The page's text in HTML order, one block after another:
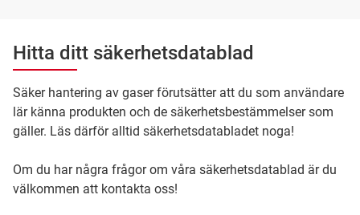
Hitta ditt säkerhetsdatablad
Säker hantering av gaser förutsätter att du som användare
lär känna produkten och de säkerhetsbestämmelser som
gäller. Läs därför alltid säkerhetsdatabladet noga!
Om du har några frågor om våra säkerhetsdatablad är du
välkommen att kontakta oss!